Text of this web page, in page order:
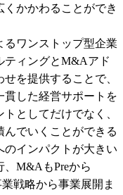
かかわることができ
るワンストップ型企業
ティングとM&Aアド
を提供することで、
した経営サポートを
としてだけでなく、
でいくことができる
のインパクトが大きい
M&AもPreから
戦略から事業展開ま